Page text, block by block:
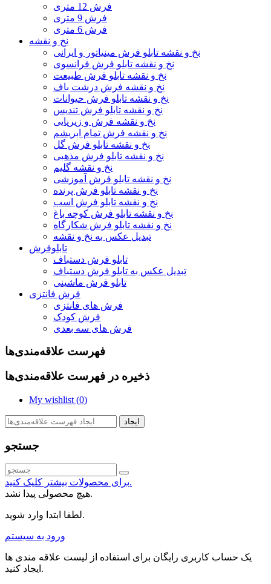
فرش 12 متری
فرش 9 متری
فرش 6 متری
نخ و نقشه
نخ و نقشه تابلو فرش مینیاتور و ایرانی
نخ و نقشه تابلو فرش فرانسوی
نخ و نقشه تابلو فرش طبیعت
نخ و نقشه فرش درشت باف
نخ و نقشه تابلو فرش حیوانات
نخ و نقشه تابلو فرش تندیس
نخ و نقشه فرش و زیرپایی
نخ و نقشه فرش تمام ابریشم
نخ و نقشه تابلو فرش گل
نخ و نقشه تابلو فرش مذهبی
نخ و نقشه گلیم
نخ و نقشه تابلو فرش آموزشی
نخ و نقشه تابلو فرش پرنده
نخ و نقشه تابلو فرش اسب
نخ و نقشه تابلو فرش کوچه باغ
نخ و نقشه تابلو فرش شکارگاه
تبدیل عکس به نخ و نقشه
تابلوفرش
تابلو فرش دستباف
تبدیل عکس به تابلو فرش دستباف
تابلو فرش ماشینی
فرش فانتزی
فرش های فانتزی
فرش کودک
فرش های سه بعدی
فهرست علاقه‌مندی‌ها
ذخیره در فهرست علاقه‌مندی‌ها
My wishlist (0)
ایجاد
جستجو
برای محصولات بیشتر کلیک کنید.
هیچ محصولی پیدا نشد.
لطفا ابتدا وارد شوید.
ورود به سیستم
یک حساب کاربری رایگان برای استفاده از لیست علاقه مندی ها
ایجاد کنید.